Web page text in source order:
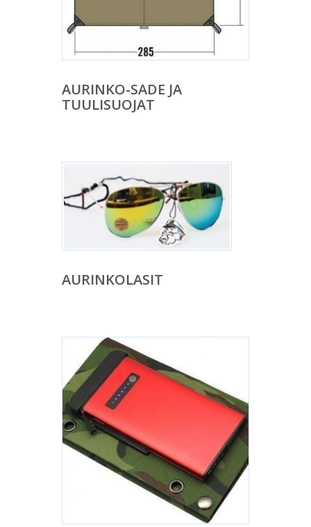
AURINKO-SADE JA
TUULISUOJAT
AURINKOLASIT